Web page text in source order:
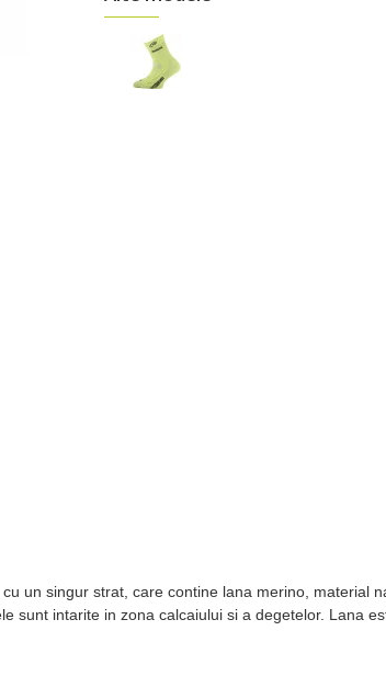
cu un singur strat, care contine lana merino,
sunt intarite in zona calcaiului si a degetelor. Lana